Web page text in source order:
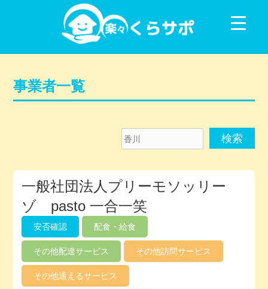
コンテンツに移動
事業者一覧
香
川
メ
ン
バ
ー
デ
レ
ク
一般社団法人プリーモソッリー
ゾ pasto 一合一笑
安否確認 配食・給食
その他配達サービス その他訪問サービス
その他通えるサービス